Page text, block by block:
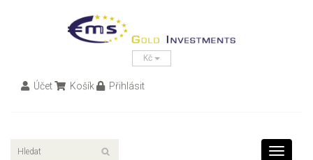
Kč
Účet Košík Přihlásit
Toggle